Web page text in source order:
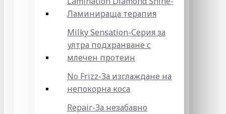
Ламинираща терапия
Milky Sensation-Серия за
ултра подхранване с
млечен протеин
No Frizz-За изглаждане на
непокорна коса
Repair-За незабавно